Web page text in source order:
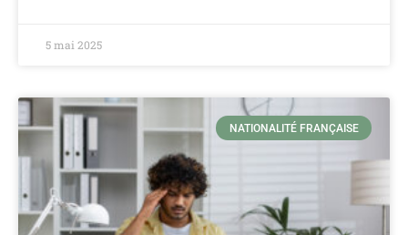
5 mai 2025
NATIONALITÉ FRANÇAISE